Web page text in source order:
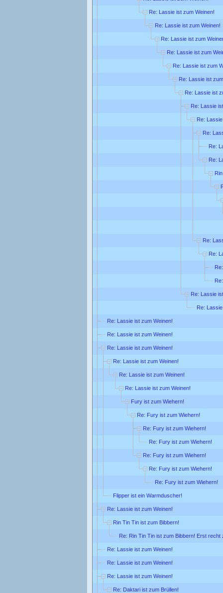
Re: Lassie ist zum Weinen!
Re: Lassie ist zum Weinen!
Re: Lassie ist zum
Re: Lassie ist zum
Re: Lassie ist zum
Re: Lassie ist
Re: Lassie ist
Re: Lassie
Re:
Re:
Re:
Re:
Re:
Re:
Re: Lassie
Re:
Re: Lassie ist zum Weinen!
Re: Lassie ist zum Weinen!
Re: Lassie ist zum Weinen!
Re: Lassie ist zum Weinen!
Re: Lassie ist zum Weinen!
Re: Lassie ist zum Weinen!
Fury ist zum Wiehern!
Re: Fury ist zum Wiehern!
Re: Fury ist zum Wiehern!
Re: Fury ist zum Wiehern!
Re: Fury ist zum Wiehern!
Re: Fury ist zum Wiehern!
Re: Fury ist zum Wiehern!
Flipper ist ein Warmduscher!
Re: Lassie ist zum Weinen!
Rin Tin Tin ist zum Bibbern!
Re: Rin Tin Tin ist zum Bibbern! Erst recht
Re: Lassie ist zum Weinen!
Re: Lassie ist zum Weinen!
Re: Lassie ist zum Weinen!
Re: Daktari ist zum Brüllen!